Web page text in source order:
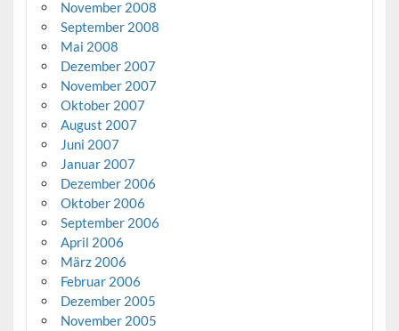
November 2008
September 2008
Mai 2008
Dezember 2007
November 2007
Oktober 2007
August 2007
Juni 2007
Januar 2007
Dezember 2006
Oktober 2006
September 2006
April 2006
März 2006
Februar 2006
Dezember 2005
November 2005